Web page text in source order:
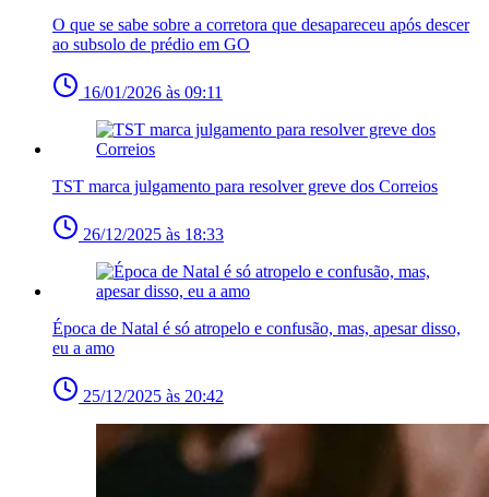
O que se sabe sobre a corretora que desapareceu após descer
ao subsolo de prédio em GO
16/01/2026 às 09:11
TST marca julgamento para resolver greve dos Correios
26/12/2025 às 18:33
Época de Natal é só atropelo e confusão, mas, apesar disso,
eu a amo
25/12/2025 às 20:42